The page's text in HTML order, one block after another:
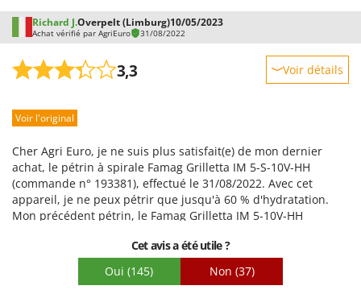
Richard J.Overpelt (Limburg)10/05/2023
Achat vérifié par AgriEuro 31/08/2022
3,3 Voir détails
Prestations
Qualité / Prix
Facilité de montage
Emballage
Voir l'original
Cher Agri Euro, je ne suis plus satisfait(e) de mon dernier
achat, le pétrin à spirale Famag Grilletta IM 5-S-10V-HH
(commande n° 193381), effectué le 31/08/2022. Avec cet
appareil, je ne peux pétrir que jusqu'à 60 % d'hydratation.
Mon précédent pétrin, le Famag Grilletta IM 5-10V-HH
fonctionnait parfaitement. Je réalisais d'excellentes pâtes à
pizza avec 80 % d'hydratation. En septembre 2022, j'ai décidé
de le donner à ma fille et j'ai commandé le pétrin à spirale
Cet avis a été utile ?
Oui (145) Non (37)